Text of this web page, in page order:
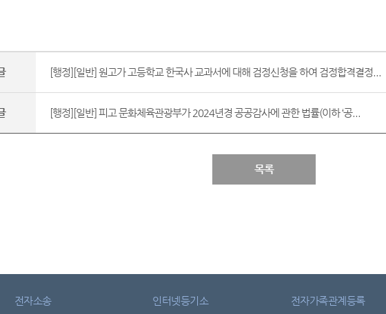
[행정][일반] 원고가 고등학교 한국사 교과서에 대해 검정신청을 하여 검정합격결정...
[행정][일반] 피고 문화체육관광부가 2024년경 공공감사에 관한 법률(이하 ‘공...
목록
전자소송 인터넷등기소 전자가족관계등록